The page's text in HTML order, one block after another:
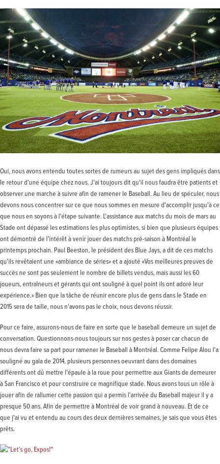
Oui, nous avons entendu toutes sortes de rumeurs au sujet des gens impliqués dans
le retour d'une équipe chez nous. J'ai toujours dit qu'il nous faudra être patients et
observer une marche à suivre afin de ramener le Baseball. Au lieu de spéculer, nous
devons nous concentrer sur ce que nous sommes en mesure d'accomplir jusqu'à ce
que nous en soyons à l'étape suivante. L'assistance aux matchs du mois de mars au
Stade ont dépassé les estimations les plus optimistes, si bien que plusieurs équipes
ont démontré de l'intérêt à venir jouer des matchs pré-saison à Montréal le
printemps prochain. Paul Beeston, le président des Blue Jays, a dit de ces matchs
qu'ils revêtaient une «ambiance de séries» et a ajouté «Vos meilleures preuves de
succès ne sont pas seulement le nombre de billets vendus, mais aussi les 60
joueurs, entraîneurs et gérants qui ont souligné à quel point ils ont adoré leur
expérience.» Bien que la tâche de réunir encore plus de gens dans le Stade en
2015 sera de taille, nous n'avons pas le choix, nous devons réussir.
Pour ce faire, assurons-nous de faire en sorte que le baseball demeure un sujet de
conversation. Questionnons-nous toujours sur nos gestes à poser car chacun de
nous devra faire sa part pour ramener le Baseball à Montréal. Comme Felipe Alou l'a
souligné au gala de 2014, plusieurs personnes oeuvrant dans des domaines
différents ont dû mettre l'épaule à la roue pour permettre aux Giants de demeurer
à San Francisco et pour construire ce magnifique stade. Nous avons tous un rôle à
jouer afin de rallumer cette passion qui a permis l'arrivée du Baseball majeur il y a
presque 50 ans. Afin de permettre à Montréal de voir grand à nouveau. Et de ce
que j'ai vu et entendu au cours des deux dernières semaines, je sais que vous êtes
prêts.